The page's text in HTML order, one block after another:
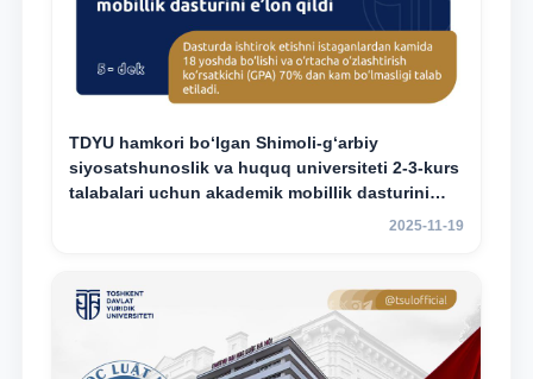
TDYU hamkori bo‘lgan Shimoli-g‘arbiy
siyosatshunoslik va huquq universiteti 2-3-kurs
talabalari uchun akademik mobillik dasturini
2025-11-19